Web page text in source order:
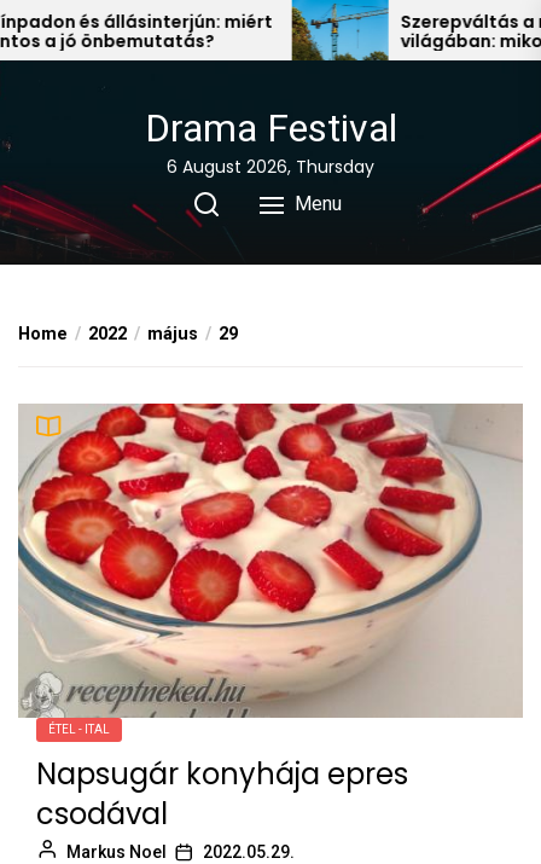
Skip
to
és állásinterjún: miért
jó önbemutatás?
Szerepváltás a
világában: mikor
állás után nézni?
Drama Festival
6 August 2026, Thursday
Menu
Home 2022 május 29
ÉTEL - ITAL
Napsugár konyhája epres
csodával
Markus Noel 2022.05.29.